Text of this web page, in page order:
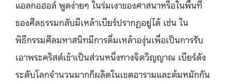
แอลกอฮอล์ พูดง่ายๆ ในร่มเงาของศาสนาหรือในพื้นที่
ของศีลธรรมกลับมีเหล้าเบียร์ปรากฏอยู่ได้ เช่น ใน
พิธีกรรมศีลมหาสนิทมีการดื่มเหล้าองุ่นเพื่อเป็นการรับ
เอาพระคริสต์เข้าเป็นส่วนหนึ่งทางจิตวิญญาณ เบียร์ดัง
ระดับโลกจำนวนมากก็ผลิตในเขตอารามและต้มหมักกัน